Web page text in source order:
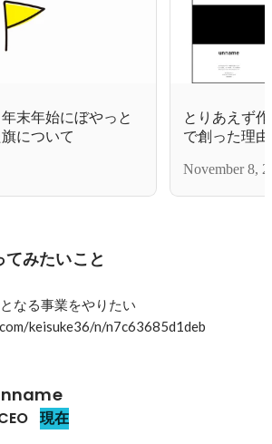
末年始にぼやっと
について
とりあえず
で創った理由
November 8,
てみたいこと
なる事業をやりたい
keisuke36/n/n7c63685d1deb
現在